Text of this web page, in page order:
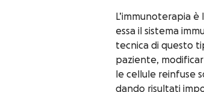
L’immunoterapia
essa il sistema
tecnica di questo
paziente,
le cellule reinfuse
dando risultati